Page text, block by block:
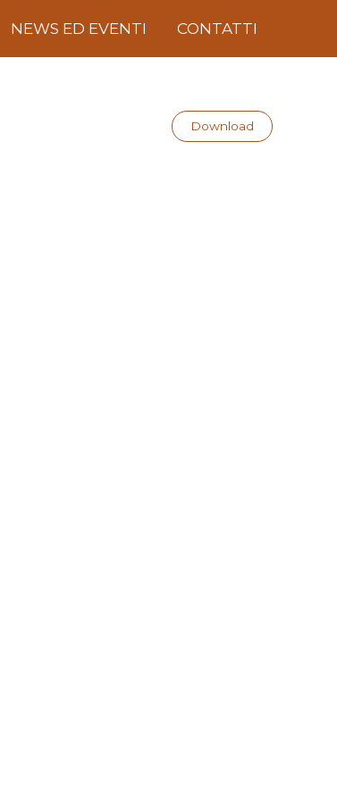
NEWS ED EVENTI CONTATTI
Download